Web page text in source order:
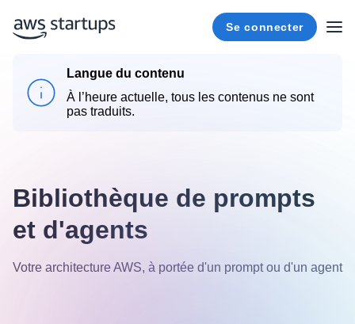
Se connecter
Langue du contenu
À l’heure actuelle, tous les contenus ne sont
pas traduits.
Bibliothèque de prompts
et d'agents
Votre architecture AWS, à portée d'un prompt ou d'un agent